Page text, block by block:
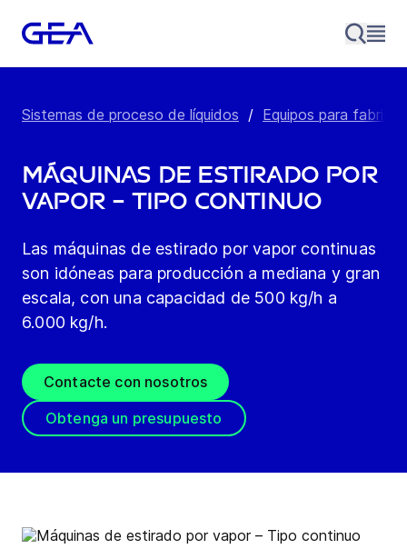
Sistemas de proceso de líquidos / Equipos para
Máquinas de estirado por
vapor – Tipo continuo
Las máquinas de estirado por vapor continuas
son idóneas para producción a mediana y gran
escala, con una capacidad de 500 kg/h a
6.000 kg/h.
Contacte con nosotros
Obtenga un presupuesto